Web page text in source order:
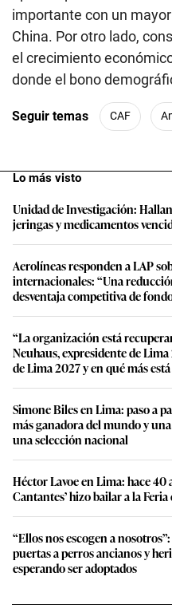
importante con un
China. Por otro lado,
el crecimiento
donde el bono
Seguir temas CAF
Lo más visto
Unidad de Investigación:
jeringas y medicamentos
Aerolíneas responden a LAP
internacionales: “Una
desventaja competitiva de
“La organización está
Neuhaus, expresidente de
de Lima 2027 y en qué más
Simone Biles en Lima: paso a
más ganadora del mundo y
una selección nacional
Héctor Lavoe en Lima: hace 40
Cantantes’ hizo bailar a la
“Ellos nos escogen a
puertas a perros ancianos y
esperando ser adoptados